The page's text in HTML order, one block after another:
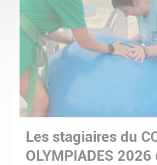
Les stagiaires du
OLYMPIADES 2026